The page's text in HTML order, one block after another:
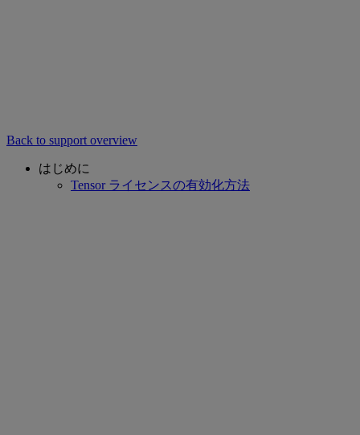
Back to support overview
はじめに
Tensor ライセンスの有効化方法